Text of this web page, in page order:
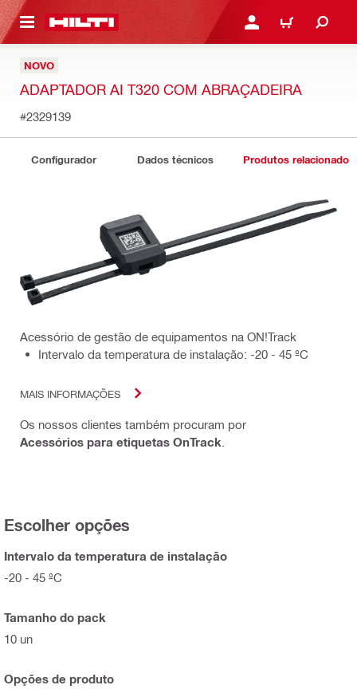
CONTENT ENTRAR OU REGISTAR
CARRINHO
NOVO
ADAPTADOR AI T320 COM ABRAÇADEIRA
#2329139
Configurador Dados técnicos Produtos relacionados
Acessório de gestão de equipamentos na ON!Track
Intervalo da temperatura de instalação: -20 - 45 ºC
MAIS INFORMAÇÕES
Os nossos clientes também procuram por
Acessórios para etiquetas OnTrack
Escolher opções
Intervalo da temperatura de instalação
-20 - 45 ºC
Tamanho do pack
10 un
Opções de produto